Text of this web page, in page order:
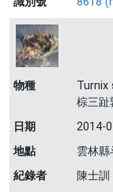
物種
棕三
日期
2014-
地點
雲林縣
紀錄者
陳士訓